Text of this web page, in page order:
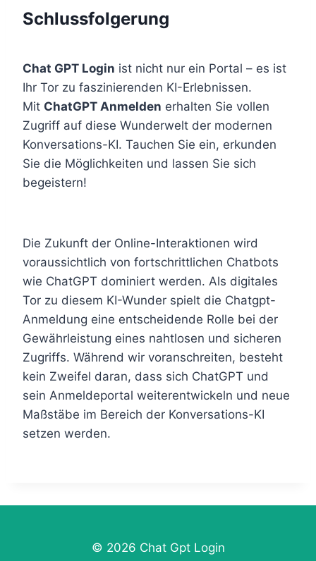
Schlussfolgerung
Chat GPT Login ist nicht nur ein Portal – es ist
Ihr Tor zu faszinierenden KI-Erlebnissen.
Mit ChatGPT Anmelden erhalten Sie vollen
Zugriff auf diese Wunderwelt der modernen
Konversations-KI. Tauchen Sie ein, erkunden
Sie die Möglichkeiten und lassen Sie sich
begeistern!
Die Zukunft der Online-Interaktionen wird
voraussichtlich von fortschrittlichen Chatbots
wie ChatGPT dominiert werden. Als digitales
Tor zu diesem KI-Wunder spielt die Chatgpt-
Anmeldung eine entscheidende Rolle bei der
Gewährleistung eines nahtlosen und sicheren
Zugriffs. Während wir voranschreiten, besteht
kein Zweifel daran, dass sich ChatGPT und
sein Anmeldeportal weiterentwickeln und neue
Maßstäbe im Bereich der Konversations-KI
setzen werden.
© 2026 Chat Gpt Login